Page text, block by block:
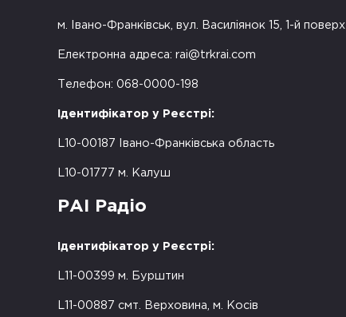
м. Івано-Франківськ, вул. Василіянок 15, 1-й поверх
Електронна адреса: rai@trkrai.com
Телефон: 068-0000-198
Ідентифікатор у Реєстрі:
L10-00187 Івано-Франківська область
L10-01777 м. Калуш
РАІ Радіо
Ідентифікатор у Реєстрі:
L11-00399 м. Бурштин
L11-00887 смт. Верховина, м. Косів